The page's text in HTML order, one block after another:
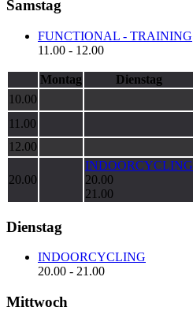
Samstag
FUNCTIONAL - TRAINING
11.00 - 12.00
Montag Dienstag
10.00
11.00
12.00
20.00
INDOORCYCLING
20.00
21.00
Dienstag
INDOORCYCLING
20.00 - 21.00
Mittwoch